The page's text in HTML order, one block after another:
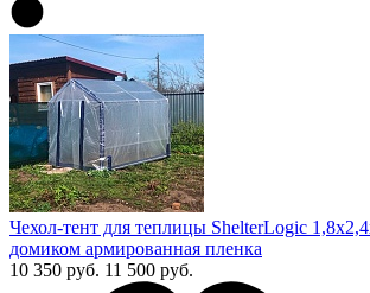
Чехол-тент для теплицы ShelterLogic
домиком армированная пленка
10 350 руб. 11 500 руб.